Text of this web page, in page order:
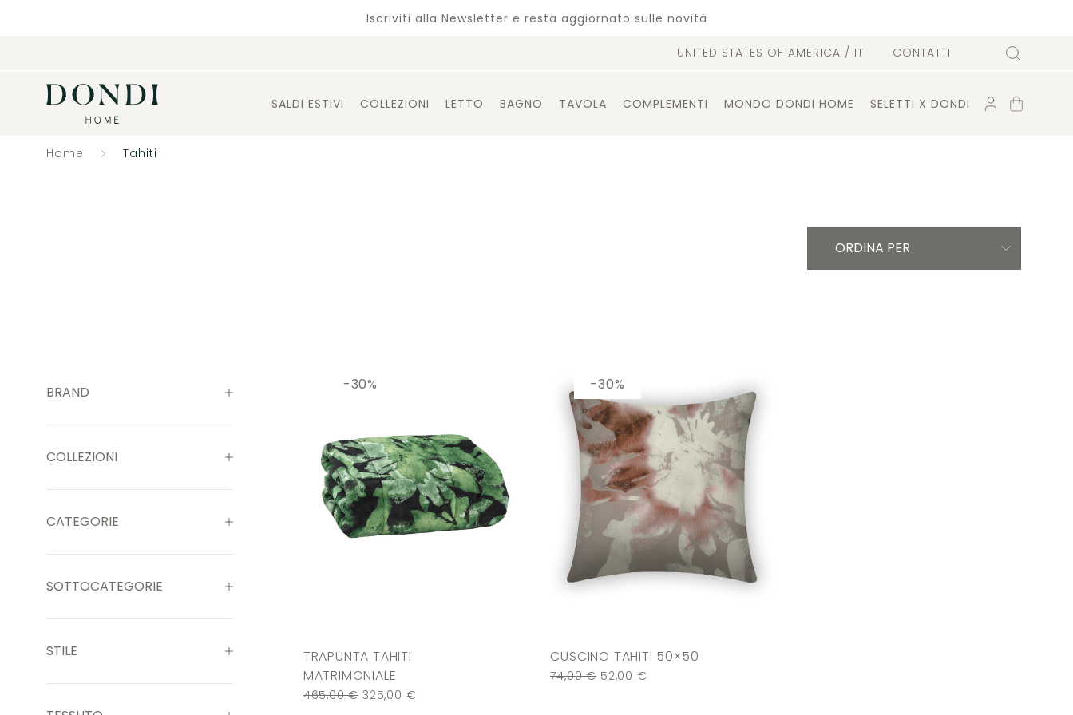
Iscriviti alla Newsletter e resta aggiornato sulle novità
UNITED STATES OF AMERICA / IT CONTATTI Cerca
SALDI ESTIVI COLLEZIONI LETTO BAGNO TAVOLA COMPLEMENTI MONDO DONDI HOME SELETTI X DONDI ACCOUNT
CARRELLO
Home Tahiti
BRAND
COLLEZIONI
CATEGORIE
SOTTOCATEGORIE
STILE
ORDINA PER
TRAPUNTA TAHITI
MATRIMONIALE
465,00€ 325,00 €
-30%
CUSCINO TAHITI 50×50
74,00€ 52,00 €
-30%